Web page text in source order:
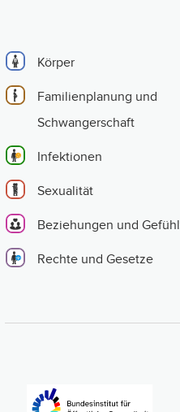
Körper
Familienplanung und
Schwangerschaft
Infektionen
Sexualität
Beziehungen und
Rechte und Gesetze